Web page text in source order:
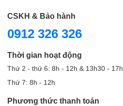
CSKH & Bảo hành
0912 326 326
Thời gian hoạt động
Thứ 2 - thứ 6: 8h - 12h & 13h30 - 17h
Thứ 7: 8h - 12h
Phương thức thanh toán